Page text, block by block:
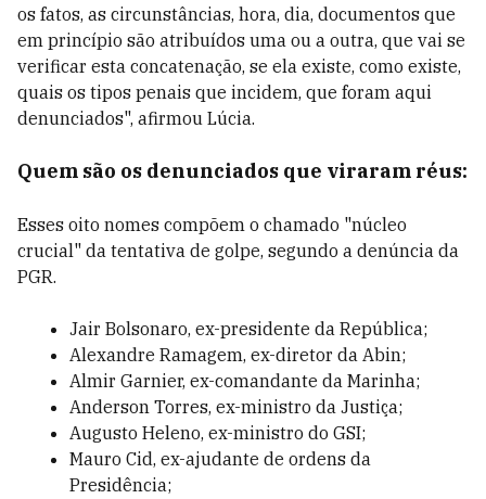
os fatos, as circunstâncias, hora, dia, documentos que
em princípio são atribuídos uma ou a outra, que vai se
verificar esta concatenação, se ela existe, como existe,
quais os tipos penais que incidem, que foram aqui
denunciados", afirmou Lúcia.
Quem são os denunciados que viraram réus:
Esses oito nomes compõem o chamado "núcleo
crucial" da tentativa de golpe, segundo a denúncia da
PGR.
Jair Bolsonaro, ex-presidente da República;
Alexandre Ramagem, ex-diretor da Abin;
Almir Garnier, ex-comandante da Marinha;
Anderson Torres, ex-ministro da Justiça;
Augusto Heleno, ex-ministro do GSI;
Mauro Cid, ex-ajudante de ordens da
Presidência;